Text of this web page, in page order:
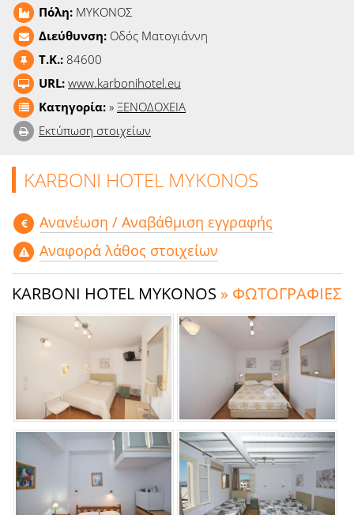
Πόλη: ΜΥΚΟΝΟΣ
Διεύθυνση: Οδός Ματογιάννη
T.K.: 84600
URL: www.karbonihotel.eu
Κατηγορία: » ΞΕΝΟΔΟΧΕΙΑ
Εκτύπωση στοιχείων
KARBONI HOTEL MYKONOS
Aνανέωση / Αναβάθμιση εγγραφής
Αναφορά λάθος στοιχείων
KARBONI HOTEL MYKONOS » ΦΩΤΟΓΡΑΦΙΕΣ